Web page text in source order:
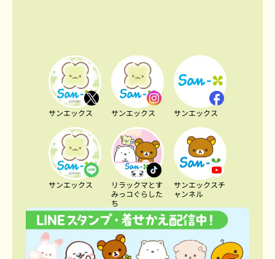
サンエックス サンエックス サンエックス
サンエックス
リラックマとす
みっコぐらした
ち
サンエックスチ
ャンネル